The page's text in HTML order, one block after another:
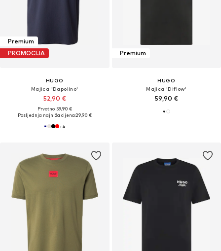
Premium
PROMOCIJA
HUGO
Majica 'Dapolino'
52,90 €
Prvotno: 59,90 €
Posljednja najniža cijena:29,90 €
+4
Premium
HUGO
Majica 'Diflow'
59,90 €